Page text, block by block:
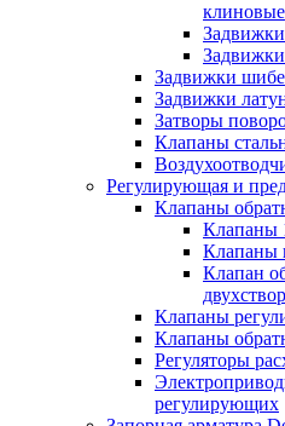
клиновые
Задвижки
Задвижки
Затворы
Клапаны
Регулирующая и
Клапаны
Клапаны
Клапаны
Клапан
Клапаны
Клапаны
Регуляторы
регулирующих